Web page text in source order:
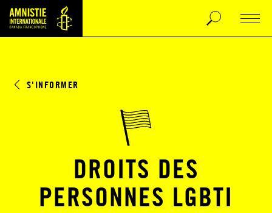
S'INFORMER
DROITS DES
PERSONNES LGBTI